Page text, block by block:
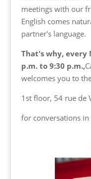
meetings with our
English comes
partner's language.
That's why, every
p.m. to 9:30 p.m.,
welcomes you to
1st floor, 54 rue de
for conversations in